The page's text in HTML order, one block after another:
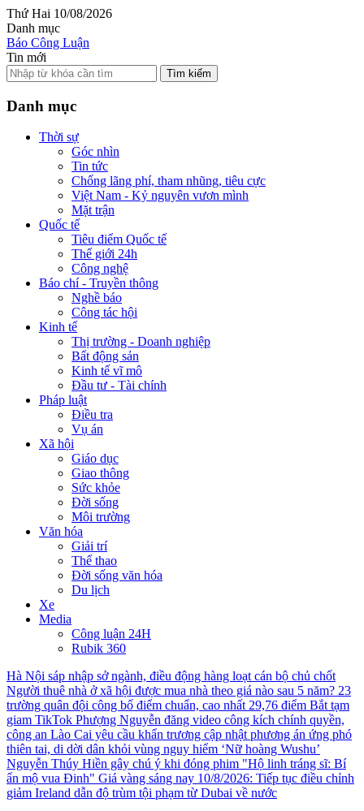
Thứ Hai 10/08/2026
Danh mục
Báo Công Luận
Tin mới
Tìm kiếm
Danh mục
Thời sự
Góc nhìn
Tin tức
Chống lãng phí, tham nhũng, tiêu cực
Việt Nam - Kỷ nguyên vươn mình
Mặt trận
Quốc tế
Tiêu điểm Quốc tế
Thế giới 24h
Công nghệ
Báo chí - Truyền thông
Nghề báo
Công tác hội
Kinh tế
Thị trường - Doanh nghiệp
Bất động sản
Kinh tế vĩ mô
Đầu tư - Tài chính
Pháp luật
Điều tra
Vụ án
Xã hội
Giáo dục
Giao thông
Sức khỏe
Đời sống
Môi trường
Văn hóa
Giải trí
Thể thao
Đời sống văn hóa
Du lịch
Xe
Media
Công luận 24H
Rubik 360
Hà Nội sáp nhập sở ngành, điều động hàng loạt cán bộ chủ chốt
Người thuê nhà ở xã hội được mua nhà theo giá nào sau 5 năm? 23
trường quân đội công bố điểm chuẩn, cao nhất 29,76 điểm Bắt tạm
giam TikTok Phượng Nguyễn đăng video công kích chính quyền,
công an Lào Cai yêu cầu khẩn trương cập nhật phương án ứng phó
thiên tai, di dời dân khỏi vùng nguy hiểm ‘Nữ hoàng Wushu’
Nguyễn Thúy Hiền gây chú ý khi đóng phim "Hộ linh tráng sĩ: Bí
ẩn mộ vua Đinh" Giá vàng sáng nay 10/8/2026: Tiếp tục điều chỉnh
giảm Ireland dẫn độ trùm tội phạm từ Dubai về nước